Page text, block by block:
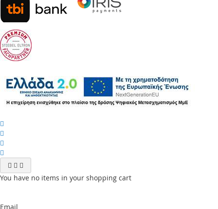
You have no items in your shopping cart
Email